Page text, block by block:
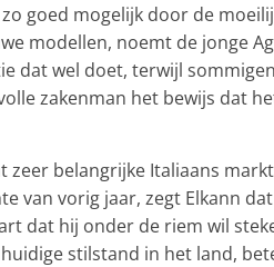
goed mogelijk door de
modellen, noemt de jonge
dat wel doet, terwijl
zakenman het bewijs dat
zeer belangrijke Italiaans
van vorig jaar, zegt Elkann
dat hij onder de riem wil
stilstand in het land,